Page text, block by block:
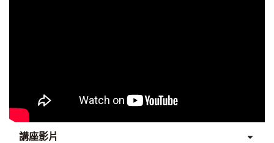
講座影片